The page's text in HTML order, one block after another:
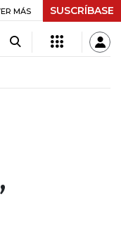
$ 416,86 +$ 0,05 +0,01%
MÁS SUSCRÍBASE